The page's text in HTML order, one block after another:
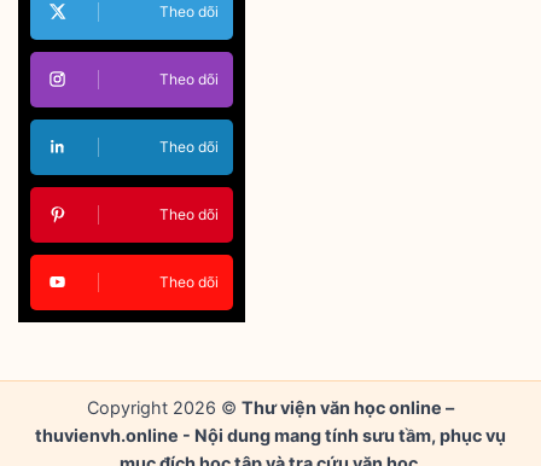
Theo dõi
Theo dõi
Theo dõi
Theo dõi
Theo dõi
Copyright 2026 © Thư viện văn học online –
thuvienvh.online - Nội dung mang tính sưu tầm, phục vụ